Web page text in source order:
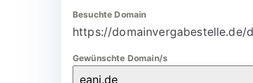
Besuchte Domain
https://domainvergabestelle.de/
Gewünschte Domain/s